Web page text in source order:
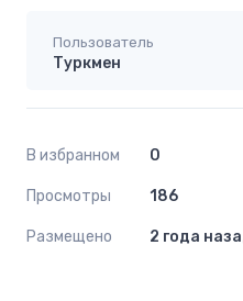
Пользователь
Туркмен
В избранном 0
Просмотры 186
Размещено 2 года